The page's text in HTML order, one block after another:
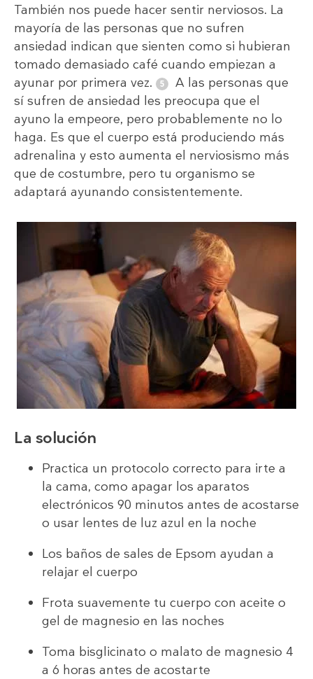
También nos puede hacer sentir nerviosos. La
mayoría de las personas que no sufren
ansiedad indican que sienten como si hubieran
tomado demasiado café cuando empiezan a
ayunar por primera vez.
A las personas que
sí sufren de ansiedad les preocupa que el
ayuno la empeore, pero probablemente no lo
haga. Es que el cuerpo está produciendo más
adrenalina y esto aumenta el nerviosismo más
que de costumbre, pero tu organismo se
adaptará ayunando consistentemente.
La solución
Practica un protocolo correcto para irte a
la cama, como apagar los aparatos
electrónicos 90 minutos antes de acostarse
o usar lentes de luz azul en la noche
Los baños de sales de Epsom ayudan a
relajar el cuerpo
Frota suavemente tu cuerpo con aceite o
gel de magnesio en las noches
Toma bisglicinato o malato de magnesio 4
a 6 horas antes de acostarte